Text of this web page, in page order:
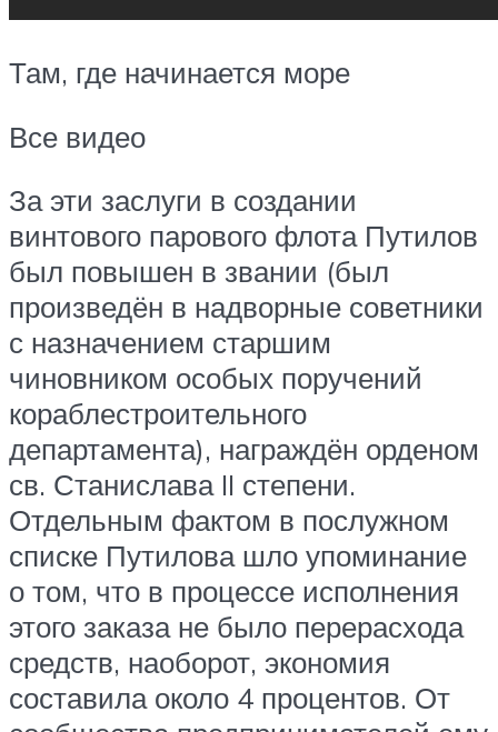
Там, где начинается море
Все видео
За эти заслуги в создании
винтового парового флота Путилов
был повышен в звании (был
произведён в надворные советники
с назначением старшим
чиновником особых поручений
кораблестроительного
департамента), награждён орденом
св. Станислава II степени.
Отдельным фактом в послужном
списке Путилова шло упоминание
о том, что в процессе исполнения
этого заказа не было перерасхода
средств, наоборот, экономия
составила около 4 процентов. От